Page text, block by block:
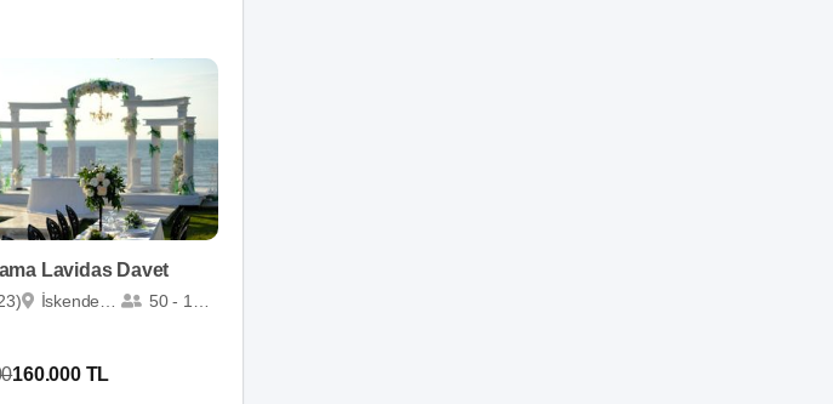
Lavidas Davet
İskenderun 50 - 1000
160.000 TL